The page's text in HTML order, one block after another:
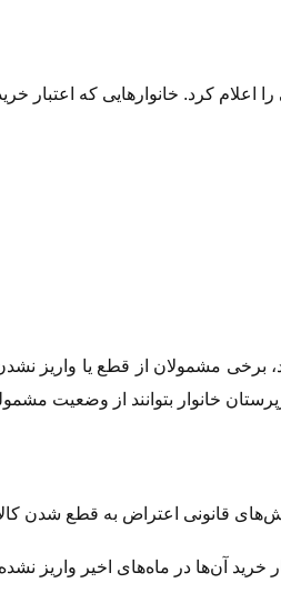
کرد. خانوارهایی که اعتبار
برخی مشمولان از قطع یا واریز
خانوار بتوانند از وضعیت
قانونی اعتراض به قطع شدن
آن‌ها در ماه‌های اخیر واریز